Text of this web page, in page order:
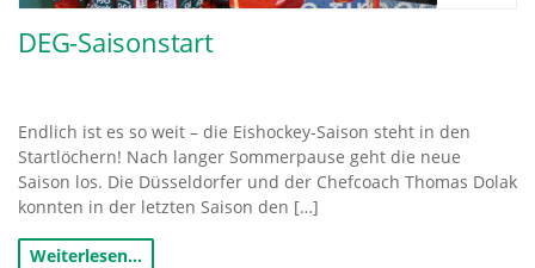
DEG-Saisonstart
Endlich ist es so weit – die Eishockey-Saison steht in den
Startlöchern! Nach langer Sommerpause geht die neue
Saison los. Die Düsseldorfer und der Chefcoach Thomas Dolak
konnten in der letzten Saison den […]
Weiterlesen…